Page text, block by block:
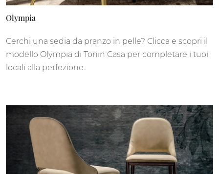
Olympia
Cerchi una sedia da pranzo in pelle? Clicca e scopri il
modello Olympia di Tonin Casa per completare i tuoi
locali alla perfezione.